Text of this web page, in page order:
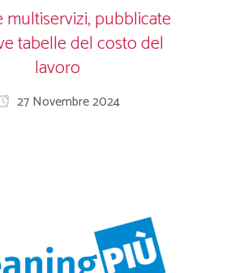
multiservizi, pubblicate
tabelle del costo del
lavoro
27 Novembre 2024